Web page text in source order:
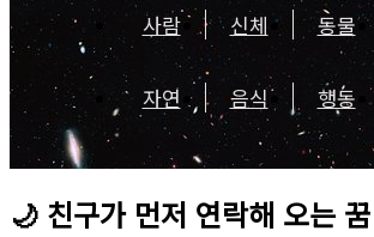
사람 신체 동물
자연 음식 행동
🌙 친구가 먼저 연락해 오는 꿈